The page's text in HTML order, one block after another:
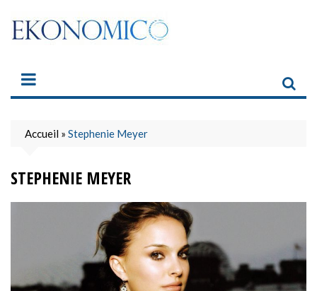
content
Accueil » Stephenie Meyer
STEPHENIE MEYER